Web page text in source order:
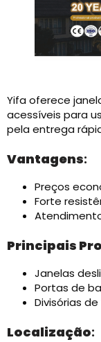
Yifa oferece
acessíveis para
pela entrega
Vantagens:
Preços
Forte
Principais
Janelas
Portas de
Divisórias de
Localização: